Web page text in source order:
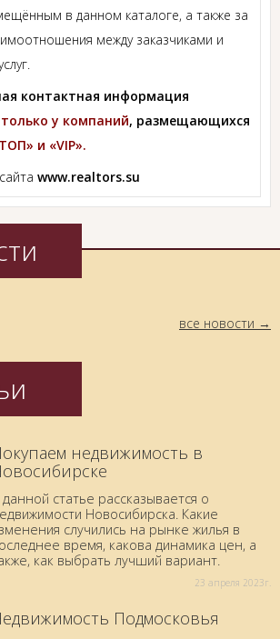
в данном каталоге, а также за
между заказчиками и
контактная информация
только у компаний, размещающихся
и «VIP».
www.realtors.su
все новости
недвижимость в
статье рассказывается о
Новосибирска. Какие
случились на рынке жилья в
время, какова динамика цен, а
как выбрать лучший вариант.
23 aпреля 2023г.
Подмосковья